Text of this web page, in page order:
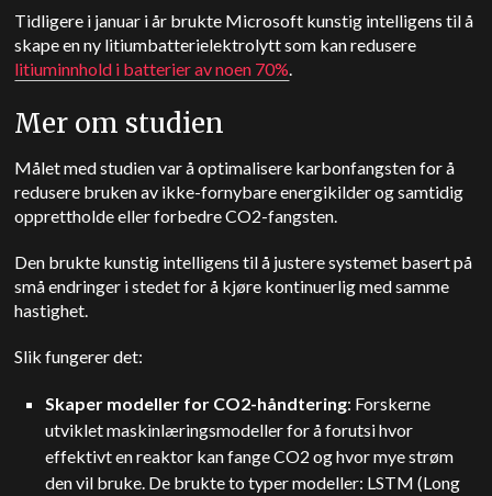
Tidligere i januar i år brukte Microsoft kunstig intelligens til å
skape en ny litiumbatterielektrolytt som kan redusere
litiuminnhold i batterier av noen 70%
Mer om studien
Målet med studien var å optimalisere karbonfangsten for å
redusere bruken av ikke-fornybare energikilder og samtidig
opprettholde eller forbedre CO2-fangsten.
Den brukte kunstig intelligens til å justere systemet basert på
små endringer i stedet for å kjøre kontinuerlig med samme
hastighet.
Slik fungerer det:
Skaper modeller for CO2-håndtering: Forskerne
utviklet maskinlæringsmodeller for å forutsi hvor
effektivt en reaktor kan fange CO2 og hvor mye strøm
den vil bruke. De brukte to typer modeller: LSTM (Long